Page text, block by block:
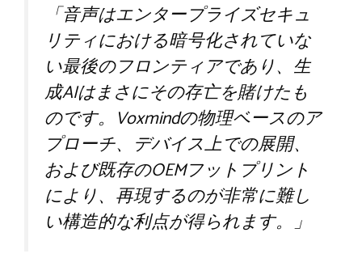
「音声はエンタープライズセキュ
リティにおける暗号化されていな
い最後のフロンティアであり、生
成AIはまさにその存亡を賭けたも
のです。Voxmindの物理ベースのア
プローチ、デバイス上での展開、
および既存のOEMフットプリント
により、再現するのが非常に難し
い構造的な利点が得られます。」